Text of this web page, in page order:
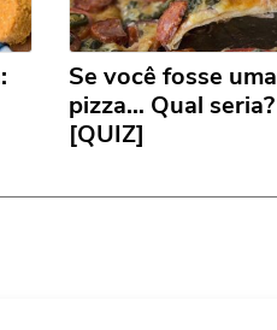
Se você fosse uma
pizza… Qual seria?
[QUIZ]